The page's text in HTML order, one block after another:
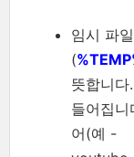
임시 파
(
뜻합니
들어집
어(예 -